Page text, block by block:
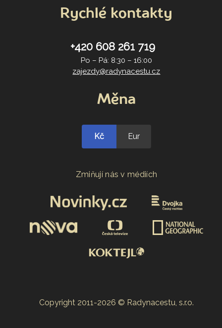
Rychlé kontakty
+420 608 261 719
Po – Pá: 8:30 – 16:00
zajezdy@radynacestu.cz
Měna
Kč Eur
Zmiňují nás v médiích
Copyright 2011-2026 © Radynacestu, s.r.o.